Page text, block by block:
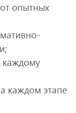
опытных
каждому
каждом этапе